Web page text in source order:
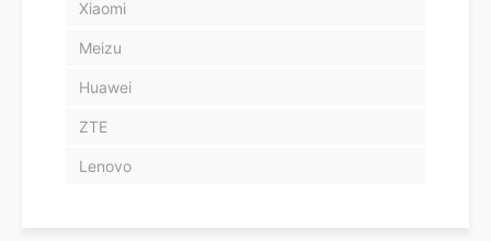
Xiaomi
Meizu
Huawei
ZTE
Lenovo